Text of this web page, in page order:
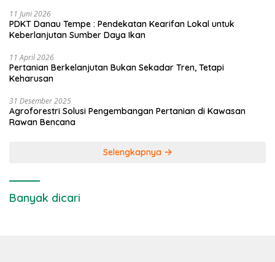
11 Juni 2026
PDKT Danau Tempe : Pendekatan Kearifan Lokal untuk
Keberlanjutan Sumber Daya Ikan
11 April 2026
Pertanian Berkelanjutan Bukan Sekadar Tren, Tetapi
Keharusan
31 Desember 2025
Agroforestri Solusi Pengembangan Pertanian di Kawasan
Rawan Bencana
Selengkapnya
Banyak dicari